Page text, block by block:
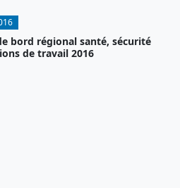
bord régional santé, sécurité
de travail 2016